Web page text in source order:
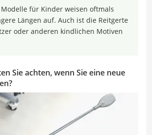
Modelle für Kinder weisen oftmals
Längen auf. Auch ist die Reitgerte
oder anderen kindlichen Motiven
Sie achten, wenn Sie eine neue